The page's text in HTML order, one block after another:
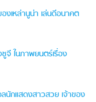
งเหล่านูน่า เล่นดีอนาคต
ในภาพยนตร์เรื่อง
นักแสดงสาวสวย เจ้าของ